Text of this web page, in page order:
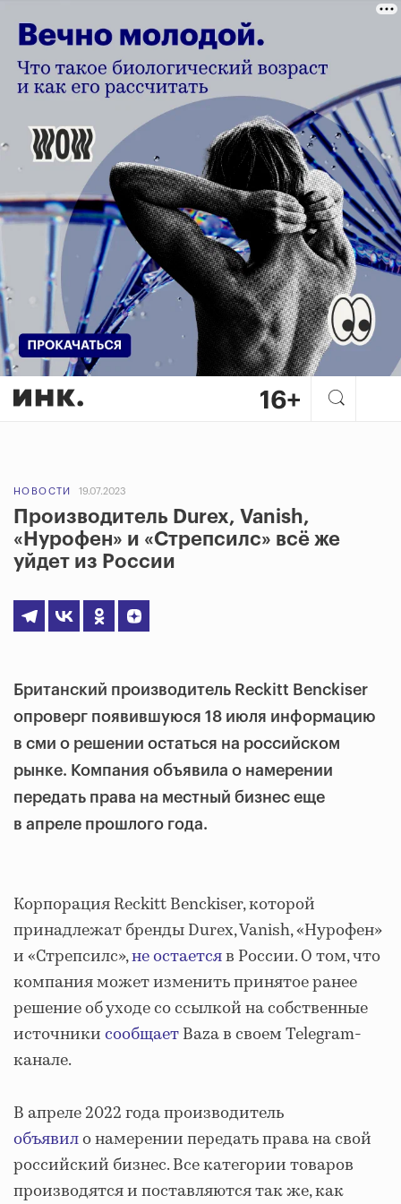
НОВОСТИ 19.07.2023
Производитель Durex, Vanish,
«Нурофен» и «Стрепсилс» всё же
уйдет из России
Британский производитель Reckitt Benckiser
опроверг появившуюся 18 июля информацию
в сми о решении остаться на российском
рынке. Компания объявила о намерении
передать права на местный бизнес еще
в апреле прошлого года.
Корпорация Reckitt Benckiser, которой
принадлежат бренды Durex, Vanish, «Нурофен»
и «Стрепсилс»,не остаетсяв России. О том, что
компания может изменить принятое ранее
решение об уходе со ссылкой на собственные
источникисообщаетBaza в своем Telegram-
канале.
В апреле 2022 года производитель
объявило намерении передать права на свой
российский бизнес. Все категории товаров
производятся и поставляются так же, как